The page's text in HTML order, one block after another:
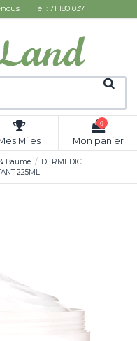
Tél : 71 180 037
Miles
0
Mon panier
Baume
DERMEDIC
225ML